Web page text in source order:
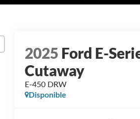
2025 Ford E-
Cutaway
E-450 DRW
Disponible